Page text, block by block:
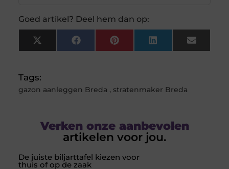
Goed artikel? Deel hem dan op:
X
(Twitter)
FacebookPinterestLinkedInEmail
Tags:
gazon aanleggen Breda , stratenmaker Breda
Verken onze aanbevolen
artikelen voor jou.
De juiste biljarttafel kiezen voor
thuis of op de zaak